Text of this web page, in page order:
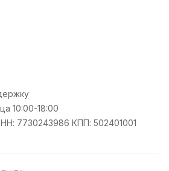
10:00-18:00
7730243986 КПП: 502401001